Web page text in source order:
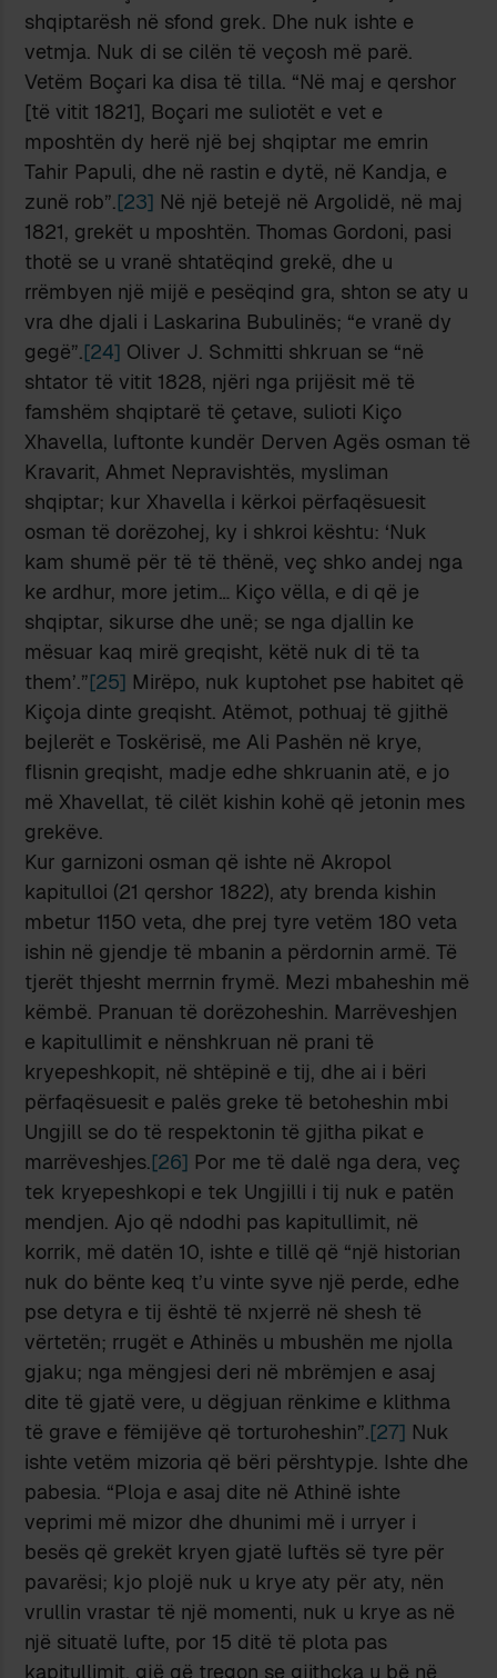
shqiptarësh në sfond grek. Dhe nuk ishte e
vetmja. Nuk di se cilën të veçosh më parë.
Vetëm Boçari ka disa të tilla. “Në maj e qershor
[të vitit 1821], Boçari me suliotët e vet e
mposhtën dy herë një bej shqiptar me emrin
Tahir Papuli, dhe në rastin e dytë, në Kandja, e
zunë rob”.[23] Në një betejë në Argolidë, në maj
1821, grekët u mposhtën. Thomas Gordoni, pasi
thotë se u vranë shtatëqind grekë, dhe u
rrëmbyen një mijë e pesëqind gra, shton se aty u
vra dhe djali i Laskarina Bubulinës; “e vranë dy
gegë”.[24] Oliver J. Schmitti shkruan se “në
shtator të vitit 1828, njëri nga prijësit më të
famshëm shqiptarë të çetave, sulioti Kiço
Xhavella, luftonte kundër Derven Agës osman të
Kravarit, Ahmet Nepravishtës, mysliman
shqiptar; kur Xhavella i kërkoi përfaqësuesit
osman të dorëzohej, ky i shkroi kështu: ‘Nuk
kam shumë për të të thënë, veç shko andej nga
ke ardhur, more jetim… Kiço vëlla, e di që je
shqiptar, sikurse dhe unë; se nga djallin ke
mësuar kaq mirë greqisht, këtë nuk di të ta
them’.”[25] Mirëpo, nuk kuptohet pse habitet që
Kiçoja dinte greqisht. Atëmot, pothuaj të gjithë
bejlerët e Toskërisë, me Ali Pashën në krye,
flisnin greqisht, madje edhe shkruanin atë, e jo
më Xhavellat, të cilët kishin kohë që jetonin mes
grekëve.
Kur garnizoni osman që ishte në Akropol
kapitulloi (21 qershor 1822), aty brenda kishin
mbetur 1150 veta, dhe prej tyre vetëm 180 veta
ishin në gjendje të mbanin a përdornin armë. Të
tjerët thjesht merrnin frymë. Mezi mbaheshin më
këmbë. Pranuan të dorëzoheshin. Marrëveshjen
e kapitullimit e nënshkruan në prani të
kryepeshkopit, në shtëpinë e tij, dhe ai i bëri
përfaqësuesit e palës greke të betoheshin mbi
Ungjill se do të respektonin të gjitha pikat e
marrëveshjes.[26] Por me të dalë nga dera, veç
tek kryepeshkopi e tek Ungjilli i tij nuk e patën
mendjen. Ajo që ndodhi pas kapitullimit, në
korrik, më datën 10, ishte e tillë që “një historian
nuk do bënte keq t’u vinte syve një perde, edhe
pse detyra e tij është të nxjerrë në shesh të
vërtetën; rrugët e Athinës u mbushën me njolla
gjaku; nga mëngjesi deri në mbrëmjen e asaj
dite të gjatë vere, u dëgjuan rënkime e klithma
të grave e fëmijëve që torturoheshin”.[27] Nuk
ishte vetëm mizoria që bëri përshtypje. Ishte dhe
pabesia. “Ploja e asaj dite në Athinë ishte
veprimi më mizor dhe dhunimi më i urryer i
besës që grekët kryen gjatë luftës së tyre për
pavarësi; kjo plojë nuk u krye aty për aty, nën
vrullin vrastar të një momenti, nuk u krye as në
një situatë lufte, por 15 ditë të plota pas
kapitullimit, gjë që tregon se gjithçka u bë në